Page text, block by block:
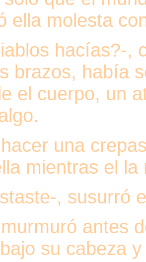
ella molesta
hacías?-,
brazos, había
el cuerpo, un
una
mientras el la
, susurró
antes
su cabeza